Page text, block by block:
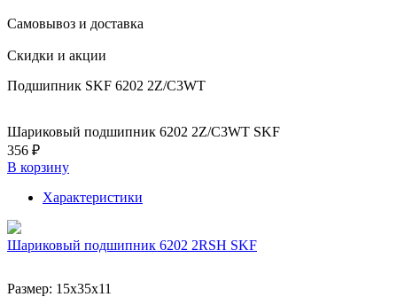
Самовывоз и доставка
Скидки и акции
Подшипник SKF 6202 2Z/C3WT
Шариковый подшипник 6202 2Z/C3WT SKF
356 ₽
В корзину
Характеристики
Шариковый подшипник 6202 2RSH SKF
Размер: 15x35x11